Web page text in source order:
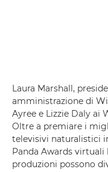
Laura Marshall,
amministrazione di
Ayree e Lizzie Daly ai
Oltre a premiare i
televisivi naturalistici
Panda Awards
produzioni possono